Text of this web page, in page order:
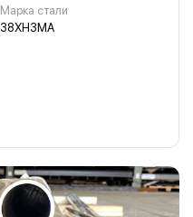
Марка стали
38ХН3МА